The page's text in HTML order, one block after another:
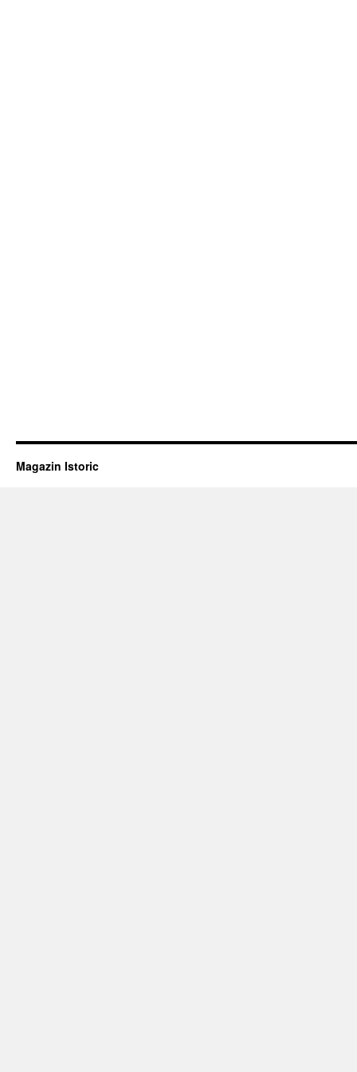
Magazin Istoric